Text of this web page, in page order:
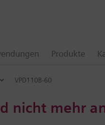
Produkte
VPD110B-60
nicht mehr